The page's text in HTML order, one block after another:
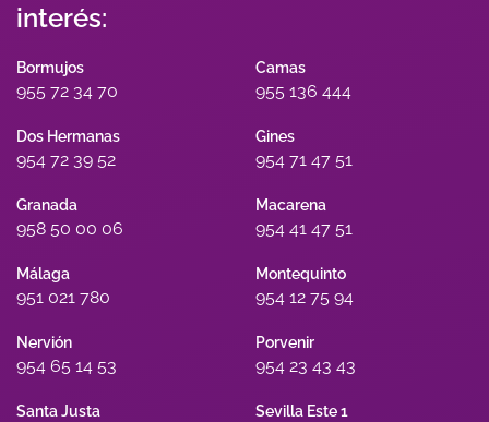
interés:
Bormujos
955 72 34 70
Camas
955 136 444
Dos Hermanas
954 72 39 52
Gines
954 71 47 51
Granada
958 50 00 06
Macarena
954 41 47 51
Málaga
951 021 780
Montequinto
954 12 75 94
Nervión
954 65 14 53
Porvenir
954 23 43 43
Santa Justa Sevilla Este 1